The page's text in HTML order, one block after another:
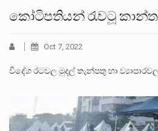
කෝටිපතියන් රැවටූ
Oct 7, 2022
විදේශ රටවල මුදල් තැන්පතු හා